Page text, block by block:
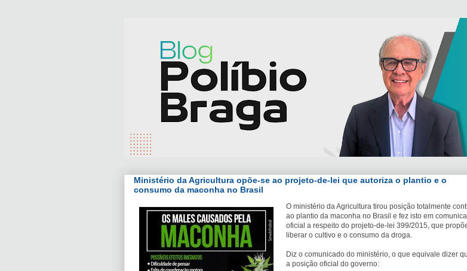
Ministério da Agricultura opõe-se ao projeto-de-lei que autoriza o plantio e o
consumo da maconha no Brasil
O ministério da Agricultura tirou posição totalmente
ao plantio da maconha no Brasil e fez isto em
oficial a respeito do projeto-de-lei 399/2015, que
liberar o cultivo e o consumo da droga.
Diz o comunicado do ministério, o que equivale dizer
a posição oficial do governo: